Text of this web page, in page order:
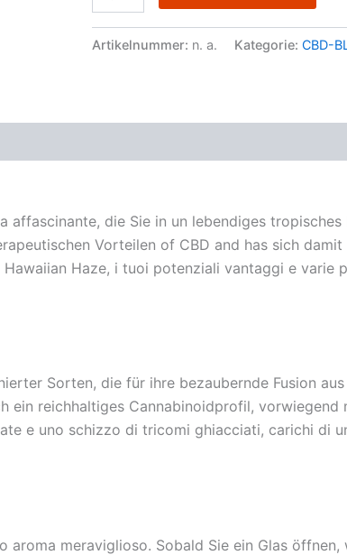
Artikelnummer: n. a. Kategorie: CBD-
affascinante, die Sie in un lebendiges
Vorteilen of CBD and has sich
Haze, i tuoi potenziali vantaggi e varie
Sorten, die für ihre bezaubernde Fusion
reichhaltiges Cannabinoidprofil, vorwiegend
e uno schizzo di tricomi ghiacciati, carichi di
aroma meraviglioso. Sobald Sie ein Glas